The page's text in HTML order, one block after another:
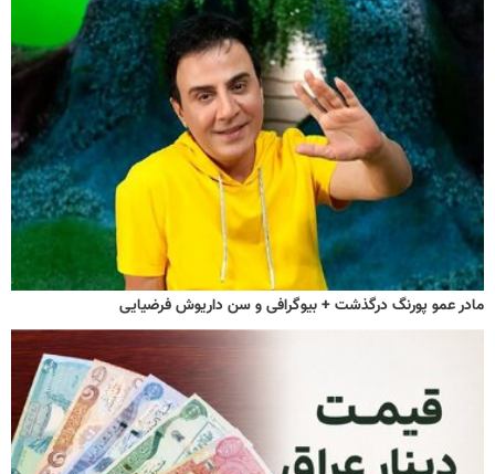
مادر عمو پورنگ درگذشت + بیوگرافی و سن داریوش فرضیایی